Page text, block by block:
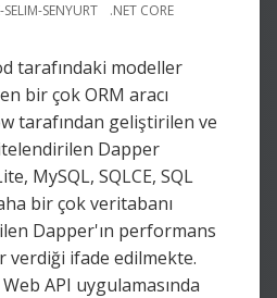
SENYURT .NET CORE
tarafındaki modeller
bir çok ORM aracı
tarafından geliştirilen ve
Dapper
MySQL, SQLCE, SQL
bir çok veritabanı
Dapper'ın performans
verdiği ifade edilmekte.
API uygulamasında